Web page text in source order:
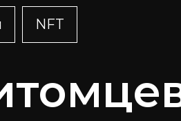
NFT